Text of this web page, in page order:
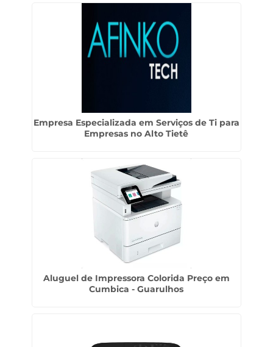
Empresa Especializada em Serviços de Ti para
Empresas no Alto Tietê
Aluguel de Impressora Colorida Preço em
Cumbica - Guarulhos